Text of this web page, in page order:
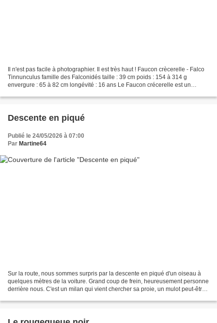
Il n'est pas facile à photographier. Il est très haut ! Faucon crècerelle - Falco
Tinnunculus famille des Falconidés taille : 39 cm poids : 154 à 314 g
envergure : 65 à 82 cm longévité : 16 ans Le Faucon crécerelle est un
Descente en piqué
Publié le 24/05/2026 à 07:00
Par Martine64
Sur la route, nous sommes surpris par la descente en piqué d'un oiseau à
quelques mètres de la voiture. Grand coup de frein, heureusement personne
derrière nous. C'est un milan qui vient chercher sa proie, un mulot peut-être.